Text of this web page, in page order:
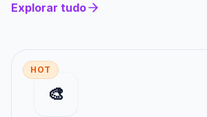
Explorar tudo
HOT
🎨